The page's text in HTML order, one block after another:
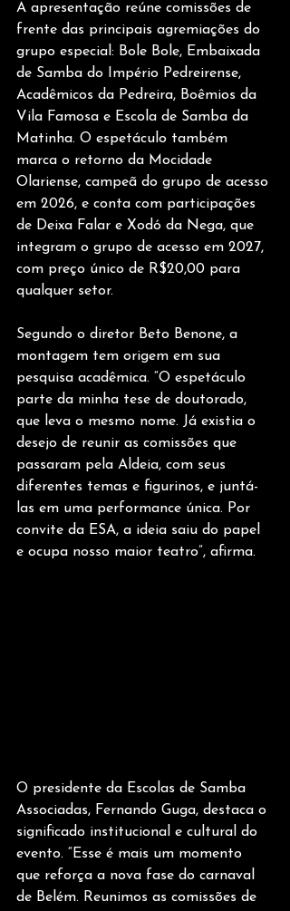
A apresentação reúne comissões de
frente das principais agremiações do
grupo especial: Bole Bole, Embaixada
de Samba do Império Pedreirense,
Acadêmicos da Pedreira, Boêmios da
Vila Famosa e Escola de Samba da
Matinha. O espetáculo também
marca o retorno da Mocidade
Olariense, campeã do grupo de acesso
em 2026, e conta com participações
de Deixa Falar e Xodó da Nega, que
integram o grupo de acesso em 2027,
com preço único de R$20,00 para
qualquer setor.
Segundo o diretor Beto Benone, a
montagem tem origem em sua
pesquisa acadêmica. “O espetáculo
parte da minha tese de doutorado,
que leva o mesmo nome. Já existia o
desejo de reunir as comissões que
passaram pela Aldeia, com seus
diferentes temas e figurinos, e juntá-
las em uma performance única. Por
convite da ESA, a ideia saiu do papel
e ocupa nosso maior teatro”, afirma.
O presidente da Escolas de Samba
Associadas, Fernando Guga, destaca o
significado institucional e cultural do
evento. “Esse é mais um momento
que reforça a nova fase do carnaval
de Belém. Reunimos as comissões de